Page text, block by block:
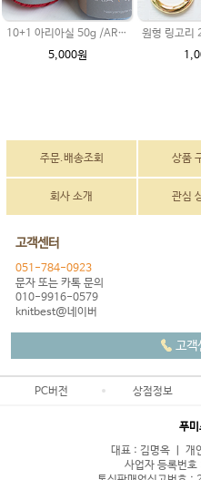
10+1 아리아실 50g /ARIA 가죽느낌실 아리아 뜨개실/가방뜨개실/모자실/여름실
5,000원
주문.배송조회 상품
회사 소개 관심
고객센터
051-784-0923
문자 또는 카톡 문의
010-9916-0579
knitbest@네이버
고객
PC버전 상점정보
푸미
대표 : 김명옥 ㅣ 개
사업자 등록번